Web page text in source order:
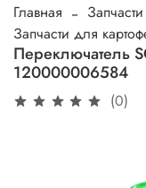
Главная
Запчасти для
Переключатель
120000006584
(0)